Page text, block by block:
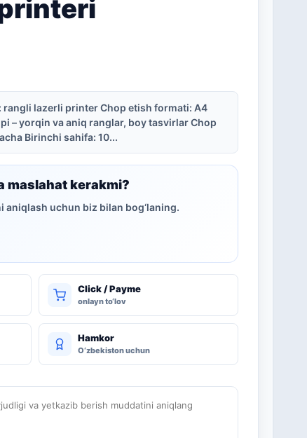
lazerli printer Chop etish formati: A4
– yorqin va aniq ranglar, boy tasvirlar Chop
Birinchi sahifa: 10...
maslahat kerakmi?
uchun biz bilan bog‘laning.
Click / Payme
onlayn to‘lov
Hamkor
O‘zbekiston uchun
va yetkazib berish muddatini aniqlang